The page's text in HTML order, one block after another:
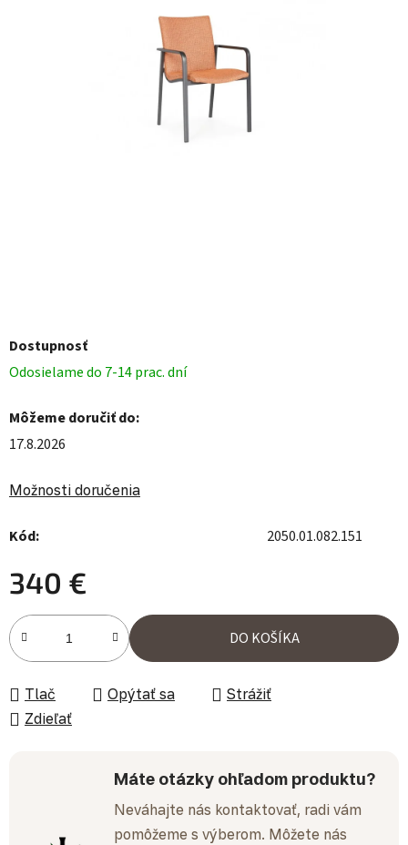
Dostupnosť
Odosielame do 7-14 prac. dní
Môžeme doručiť do:
17.8.2026
Možnosti doručenia
Kód: 2050.01.082.151
340 €
Jednotková cena:
DO KOŠÍKA
Tlač Opýtať sa
Strážiť
Zdieľať
Máte otázky ohľadom produktu?
Neváhajte nás kontaktovať, radi vám
pomôžeme s výberom. Môžete nás